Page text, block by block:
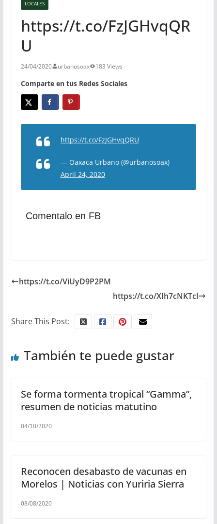
LOCALES
https://t.co/FzJGHvqQR
U
24/04/2020 urbanosoax 183 Views
Comparte en tus Redes Sociales
https://t.co/FzJGHvqQRU
— Oaxaca Urbano (@urbanosoax)
April 24, 2020
Comentalo en FB
https://t.co/ViUyD9P2PM
https://t.co/XIh7cNKTcl
Share This Post:
También te puede gustar
Se forma tormenta tropical “Gamma”,
resumen de noticias matutino
04/10/2020
Reconocen desabasto de vacunas en
Morelos | Noticias con Yuriria Sierra
08/08/2020